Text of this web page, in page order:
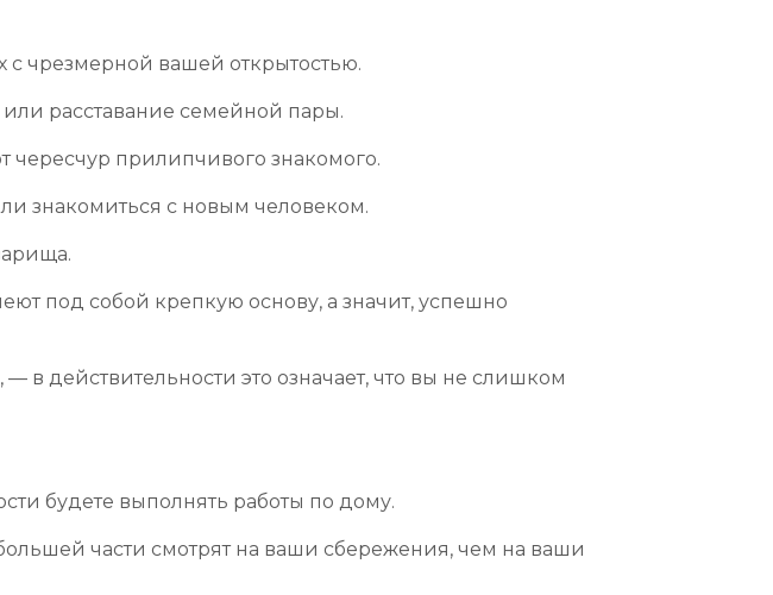
с чрезмерной вашей открытостью.
расставание семейной пары.
чересчур прилипчивого знакомого.
знакомиться с новым человеком.
под собой крепкую основу, а значит, успешно
в действительности это означает, что вы не слишком
будете выполнять работы по дому.
части смотрят на ваши сбережения, чем на ваши